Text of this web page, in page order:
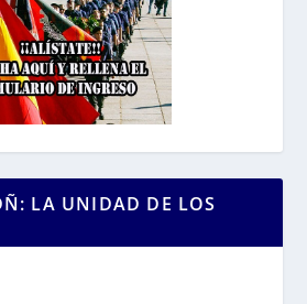
LA UNIDAD DE LOS